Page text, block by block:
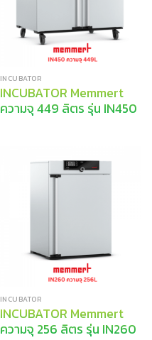
INCUBATOR
INCUBATOR Memmert
ความจุ 449 ลิตร รุ่น IN450
INCUBATOR
INCUBATOR Memmert
ความจุ 256 ลิตร รุ่น IN260